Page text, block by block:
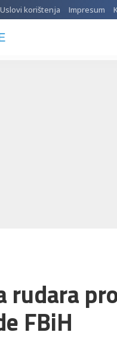
Uslovi korištenja Impresum
rudara
FBiH